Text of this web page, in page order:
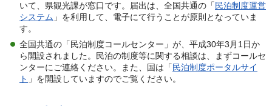
いて、県観光課が窓口です。届出は、全国共通の「 民泊制度運営
システム 」を利用して、電子にて行うことが原則となっていま
す。
全国共通の「民泊制度コールセンター」が、平成30年3月1日か
ら開設されました。民泊の制度等に関する相談は、まずコールセ
ンターにご連絡ください。また、国は「 民泊制度ポータルサイ
ト 」を開設していますのでご覧ください。